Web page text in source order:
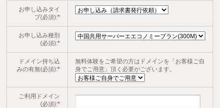
お申し込みタイ
プ(必須):*
お申し込み種別
(必須):*
ドメイン持ち込
みの有無(必須):*
無料体験をご希望の方はドメインを「お客様ご自
身でご用意」頂く必要がございます。
ご利用ドメイン
(必須):*